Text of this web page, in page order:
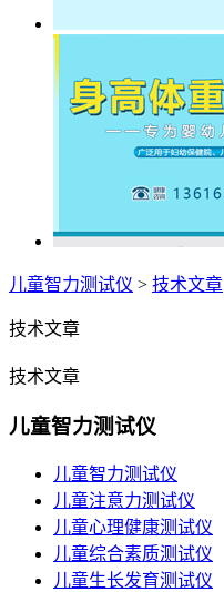
儿童智力测试仪 > 技术文章
技术文章
技术文章
儿童智力测试仪
儿童智力测试仪
儿童注意力测试仪
儿童心理健康测试仪
儿童综合素质测试仪
儿童生长发育测试仪